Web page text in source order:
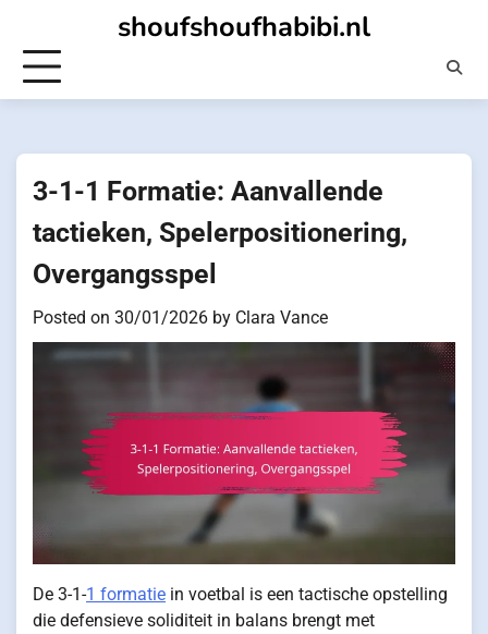
content
shoufshoufhabibi.nl
3-1-1 Formatie: Aanvallende
tactieken, Spelerpositionering,
Overgangsspel
Posted on 30/01/2026 by Clara Vance
De 3-1-1 formatie in voetbal is een tactische opstelling
die defensieve soliditeit in balans brengt met